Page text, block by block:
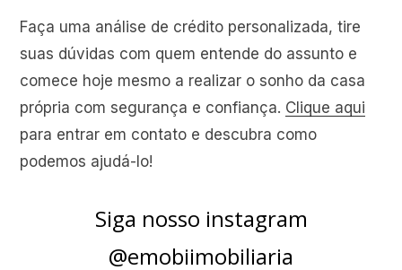
Faça uma análise de crédito personalizada, tire
suas dúvidas com quem entende do assunto e
comece hoje mesmo a realizar o sonho da casa
própria com segurança e confiança. Clique aqui
para entrar em contato e descubra como
podemos ajudá-lo!